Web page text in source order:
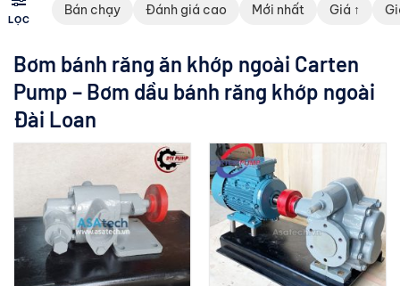
LỌC
Bán chạy Đánh giá cao Mới nhất Giá ↑
Bơm bánh răng ăn khớp ngoài Carten
Pump – Bơm dầu bánh răng khớp ngoài
Đài Loan